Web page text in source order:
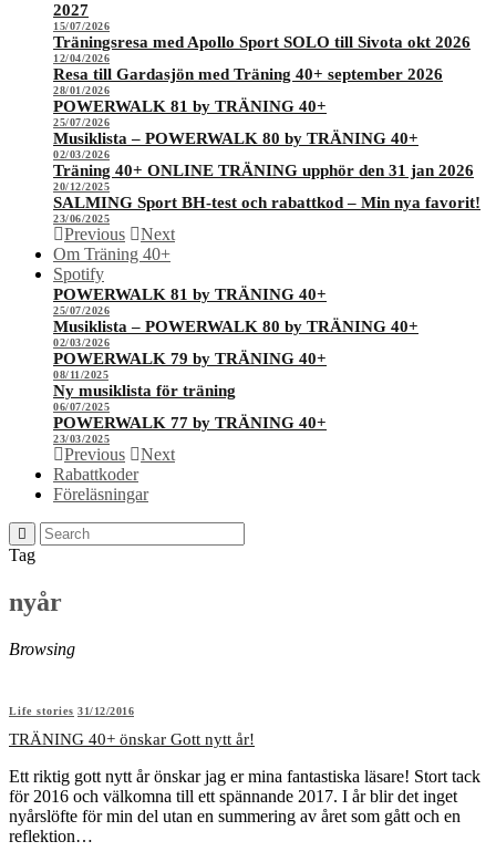
2027
15/07/2026
Träningsresa med Apollo Sport SOLO till Sivota okt 2026
12/04/2026
Resa till Gardasjön med Träning 40+ september 2026
28/01/2026
POWERWALK 81 by TRÄNING 40+
25/07/2026
Musiklista – POWERWALK 80 by TRÄNING 40+
02/03/2026
Träning 40+ ONLINE TRÄNING upphör den 31 jan 2026
20/12/2025
SALMING Sport BH-test och rabattkod – Min nya favorit!
23/06/2025
Previous
Next
Om Träning 40+
Spotify
POWERWALK 81 by TRÄNING 40+
25/07/2026
Musiklista – POWERWALK 80 by TRÄNING 40+
02/03/2026
POWERWALK 79 by TRÄNING 40+
08/11/2025
Ny musiklista för träning
06/07/2025
POWERWALK 77 by TRÄNING 40+
23/03/2025
Previous
Next
Rabattkoder
Föreläsningar
Tag
nyår
Browsing
Life stories 31/12/2016
TRÄNING 40+ önskar Gott nytt år!
Ett riktig gott nytt år önskar jag er mina fantastiska läsare! Stort tack
för 2016 och välkomna till ett spännande 2017. I år blir det inget
nyårslöfte för min del utan en summering av året som gått och en
reflektion…